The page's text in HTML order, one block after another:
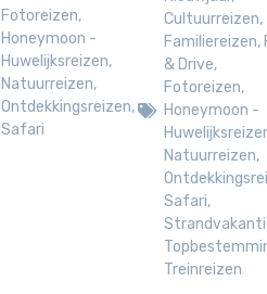
Fotoreizen,
Honeymoon -
Huwelijksreizen,
Natuurreizen,
Ontdekkingsreizen,
Safari
Cultuurreizen,
Familiereizen,
& Drive,
Fotoreizen,
Honeymoon -
Natuurreizen,
Safari,
Treinreizen